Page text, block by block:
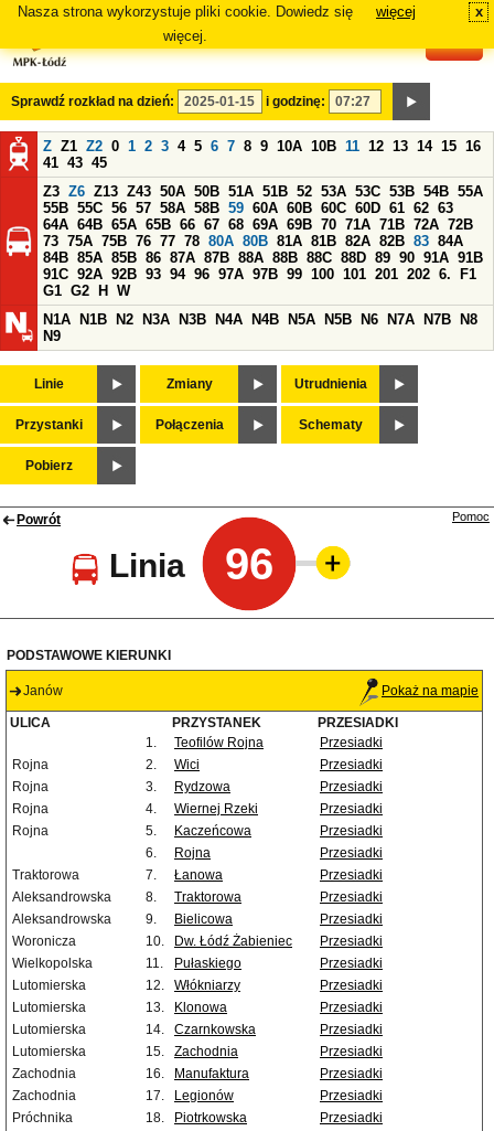
Nasza strona wykorzystuje pliki cookie. Dowiedz się
więcej.
więcej x
Sprawdź rozkład na dzień: i godzinę:
Z Z1 Z2 0 1 2 3 4 5 6 7 8 9 10A 10B 11 12 13 14 15 16
41 43 45
Z3 Z6 Z13 Z43 50A 50B 51A 51B 52 53A 53C 53B 54B 55A
55B 55C 56 57 58A 58B 59 60A 60B 60C 60D 61 62 63
64A 64B 65A 65B 66 67 68 69A 69B 70 71A 71B 72A 72B
73 75A 75B 76 77 78 80A 80B 81A 81B 82A 82B 83 84A
84B 85A 85B 86 87A 87B 88A 88B 88C 88D 89 90 91A 91B
91C 92A 92B 93 94 96 97A 97B 99 100 101 201 202 6.
F1
G1 G2 H
W
N1A
N1B N2 N3A N3B N4A N4B N5A N5B N6 N7A N7B
N8
N9
Linie Zmiany Utrudnienia
Przystanki Połączenia Schematy
Pobierz
Powrót
Linia 96
Pomoc
PODSTAWOWE KIERUNKI
Janów Pokaż na mapie
ULICA PRZYSTANEK
PRZESIADKI
1.
Teofilów Rojna
Przesiadki
Rojna
2. Wici
Przesiadki
Rojna
3. Rydzowa
Przesiadki
Rojna
4. Wiernej Rzeki
Przesiadki
Rojna
5. Kaczeńcowa
Przesiadki
6.
Rojna
Przesiadki
Traktorowa
7. Łanowa
Przesiadki
Aleksandrowska
8. Traktorowa
Przesiadki
Aleksandrowska
9. Bielicowa
Przesiadki
Woronicza
10. Dw. Łódź Żabieniec
Przesiadki
Wielkopolska
11. Pułaskiego
Przesiadki
Lutomierska
12. Włókniarzy
Przesiadki
Lutomierska
13. Klonowa
Przesiadki
Lutomierska
14. Czarnkowska
Przesiadki
Lutomierska
15. Zachodnia
Przesiadki
Zachodnia
16. Manufaktura
Przesiadki
Zachodnia
17. Legionów
Przesiadki
Próchnika
18. Piotrkowska
Przesiadki